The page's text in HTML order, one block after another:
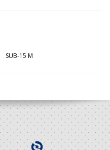
SUB-15 M
Infantis M / Iniciados M